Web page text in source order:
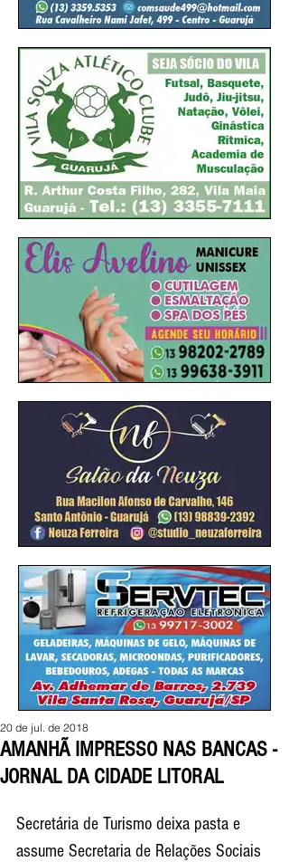
AMANHÃ IMPRESSO NAS BANCAS -
JORNAL DA CIDADE LITORAL
20 de jul. de 2018
Secretária de Turismo deixa pasta e
assume Secretaria de Relações Sociais